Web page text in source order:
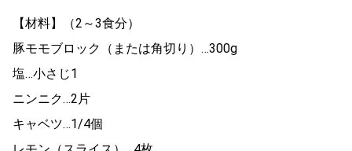
【材料】（2～3食分）
豚モモブロック（または角切り）…300g
塩…小さじ1
ニンニク…2片
キャベツ…1/4個